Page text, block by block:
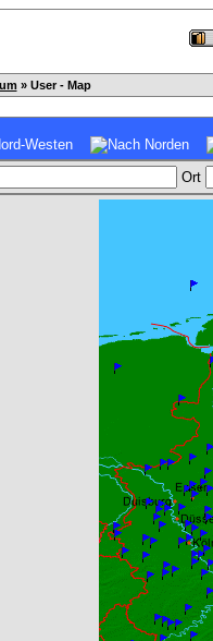
» User - Map
Ort